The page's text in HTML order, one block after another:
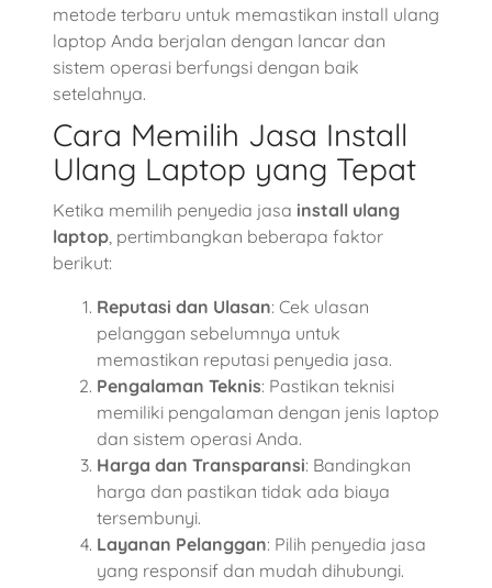
metode terbaru untuk memastikan install ulang
laptop Anda berjalan dengan lancar dan
sistem operasi berfungsi dengan baik
setelahnya.
Cara Memilih Jasa Install
Ulang Laptop yang Tepat
Ketika memilih penyedia jasa install ulang
laptop , pertimbangkan beberapa faktor
berikut:
Reputasi dan Ulasan: Cek ulasan
pelanggan sebelumnya untuk
memastikan reputasi penyedia jasa.
Pengalaman Teknis: Pastikan teknisi
memiliki pengalaman dengan jenis laptop
dan sistem operasi Anda.
Harga dan Transparansi: Bandingkan
harga dan pastikan tidak ada biaya
tersembunyi.
Layanan Pelanggan: Pilih penyedia jasa
yang responsif dan mudah dihubungi.